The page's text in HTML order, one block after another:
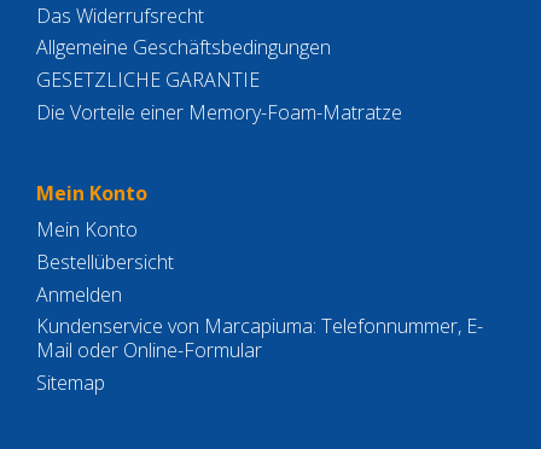
Das Widerrufsrecht
Allgemeine Geschäftsbedingungen
GESETZLICHE GARANTIE
Die Vorteile einer Memory-Foam-Matratze
Mein Konto
Mein Konto
Bestellübersicht
Anmelden
Kundenservice von Marcapiuma: Telefonnummer, E-
Mail oder Online-Formular
Sitemap